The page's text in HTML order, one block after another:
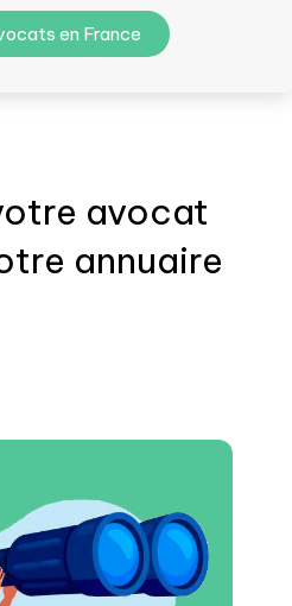
en France
avocat
annuaire